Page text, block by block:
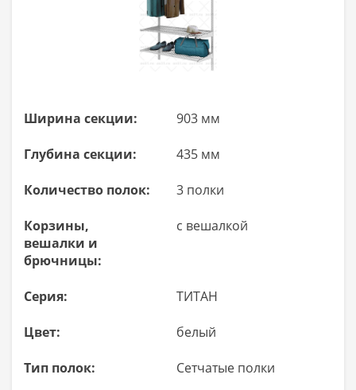
Ширина секции: 903 мм
Глубина секции: 435 мм
Количество полок: 3 полки
Корзины,
вешалки и
брючницы:
с вешалкой
Серия: ТИТАН
Цвет: белый
Тип полок: Сетчатые полки